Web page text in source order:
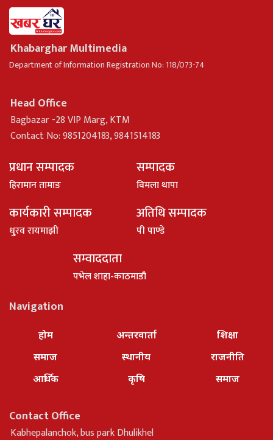
Khabarghar Multimedia
Department of Information Registration No: 118/073-74
Head Office
Bagbazar -28 VIP Marg, KTM
Contact No: 9851204183, 9841514183
प्रधान सम्पादक
हिरामान तामाङ
सम्पादक
विमला थापा
कार्यकारी सम्पादक
धु्रव रायमाझी
अतिथि सम्पादक
पी पाण्डे
सम्वाददाता
पभेल शाहा-काठमाडौ
Navigation
होम
समाज
आर्थिक
अन्तरवार्ता
स्थानीय
कृषि
शिक्षा
राजनीति
समाज
Contact Office
Kabhepalanchok, bus park Dhulikhel